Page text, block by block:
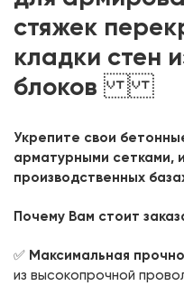
стяжек
кладки стен
блоков
Укрепите свои
арматурными сетками,
производственных
Почему Вам стоит
✅ Максимальная
из высокопрочной